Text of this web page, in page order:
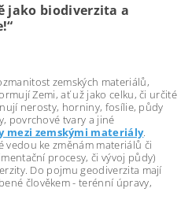
jako biodiverzita a
zemských materiálů,
Zemi, ať už jako celku, či určité
nerosty, horniny, fosílie, půdy
povrchové tvary a jiné
mezi zemskými materiály.
ke změnám materiálů či
procesy, či vývoj půdy)
Do pojmu geodiverzita mají
člověkem - terénní úpravy,